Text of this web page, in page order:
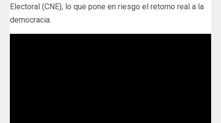
Electoral (CNE), lo que pone en riesgo el retorno real a la
democracia.